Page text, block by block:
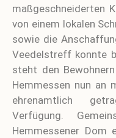
maßgeschneiderten
von einem lokalen
sowie die
Veedelstreff konnte
steht den
Hemmessen nun an
ehrenamtlich
Verfügung.
Hemmessener Dom